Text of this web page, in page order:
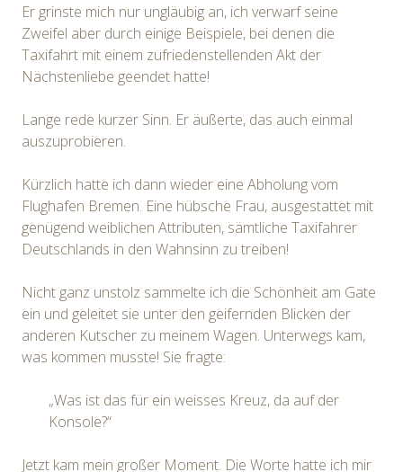
Er grinste mich nur ungläubig an, ich verwarf seine
Zweifel aber durch einige Beispiele, bei denen die
Taxifahrt mit einem zufriedenstellenden Akt der
Nächstenliebe geendet hatte!
Lange rede kurzer Sinn. Er äußerte, das auch einmal
auszuprobieren.
Kürzlich hatte ich dann wieder eine Abholung vom
Flughafen Bremen. Eine hübsche Frau, ausgestattet mit
genügend weiblichen Attributen, sämtliche Taxifahrer
Deutschlands in den Wahnsinn zu treiben!
Nicht ganz unstolz sammelte ich die Schönheit am Gate
ein und geleitet sie unter den geifernden Blicken der
anderen Kutscher zu meinem Wagen. Unterwegs kam,
was kommen musste! Sie fragte:
„Was ist das für ein weisses Kreuz, da auf der
Konsole?“
Jetzt kam mein großer Moment. Die Worte hatte ich mir